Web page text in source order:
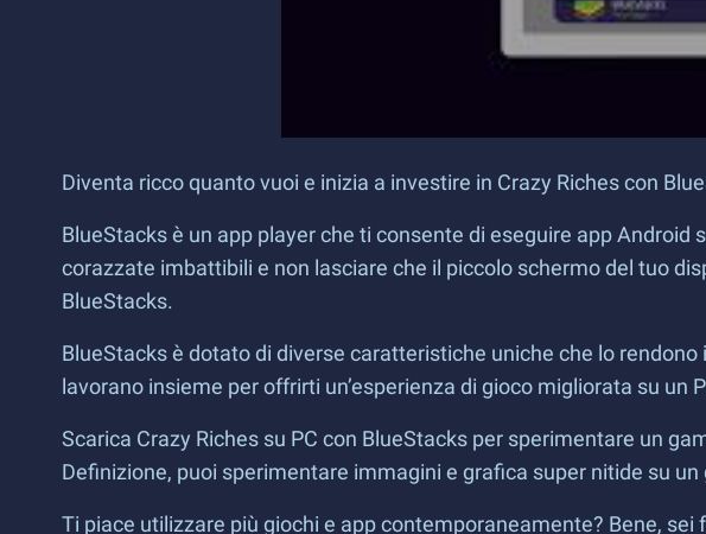
Diventa ricco quanto vuoi e inizia a investire in Crazy Riches con
BlueStacks è un app player che ti consente di eseguire app
corazzate imbattibili e non lasciare che il piccolo schermo del tuo
BlueStacks.
BlueStacks è dotato di diverse caratteristiche uniche che lo
lavorano insieme per offrirti un’esperienza di gioco migliorata su un
Scarica Crazy Riches su PC con BlueStacks per sperimentare un
Definizione, puoi sperimentare immagini e grafica super nitide su
Ti piace utilizzare più giochi e app contemporaneamente? Bene,